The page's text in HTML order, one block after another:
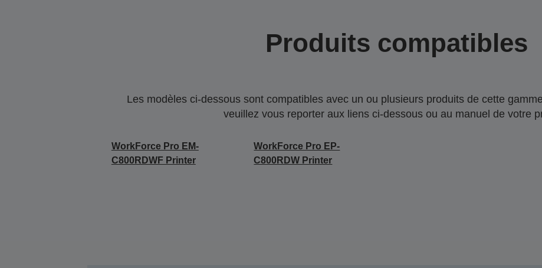
Produits compatibles
Les modèles ci-dessous sont compatibles avec un ou plusieurs produits de cette
veuillez vous reporter aux liens ci-dessous ou au manuel de votre
WorkForce Pro EM-
C800RDWF Printer
WorkForce Pro EP-
C800RDW Printer